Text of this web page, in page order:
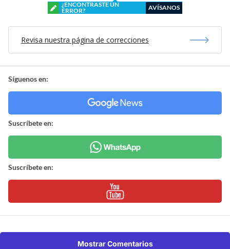
¿ENCONTRASTE UN
ERROR?
AVÍSANOS
Revisa nuestra página de correcciones
Síguenos en:
Suscríbete en:
Suscríbete en:
Mostrar Comentarios